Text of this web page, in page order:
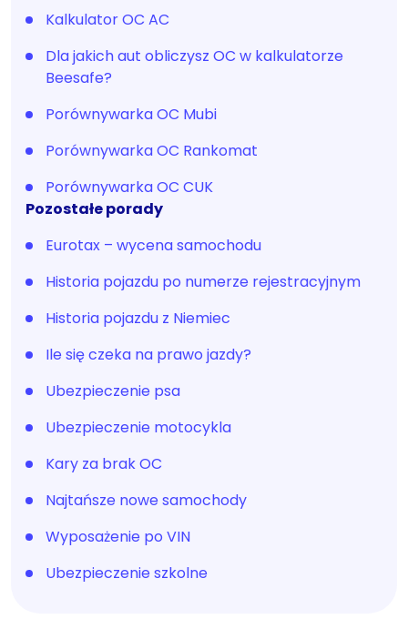
Kalkulator OC AC
Dla jakich aut obliczysz OC w kalkulatorze
Beesafe?
Porównywarka OC Mubi
Porównywarka OC Rankomat
Porównywarka OC CUK
Pozostałe porady
Eurotax – wycena samochodu
Historia pojazdu po numerze rejestracyjnym
Historia pojazdu z Niemiec
Ile się czeka na prawo jazdy?
Ubezpieczenie psa
Ubezpieczenie motocykla
Kary za brak OC
Najtańsze nowe samochody
Wyposażenie po VIN
Ubezpieczenie szkolne